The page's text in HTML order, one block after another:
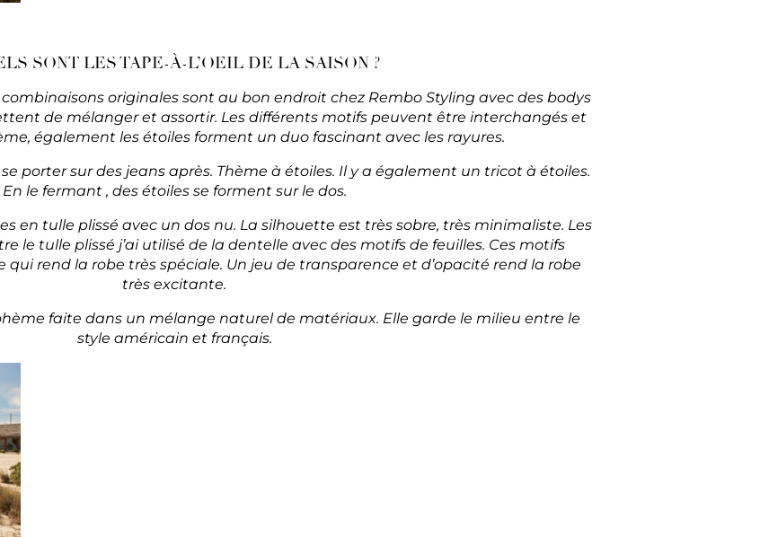
SONT LES TAPE-À-L’OEIL DE LA SAISON ?
originales sont au bon endroit chez Rembo Styling avec des bodys
de mélanger et assortir. Les différents motifs peuvent être interchangés et
également les étoiles forment un duo fascinant avec les rayures.
porter sur des jeans après. Thème à étoiles. Il y a également un tricot à étoiles.
En le fermant , des étoiles se forment sur le dos.
en tulle plissé avec un dos nu. La silhouette est très sobre, très minimaliste. Les
le tulle plissé j’ai utilisé de la dentelle avec des motifs de feuilles. Ces motifs
rend la robe très spéciale. Un jeu de transparence et d’opacité rend la robe
très excitante.
faite dans un mélange naturel de matériaux. Elle garde le milieu entre le
style américain et français.